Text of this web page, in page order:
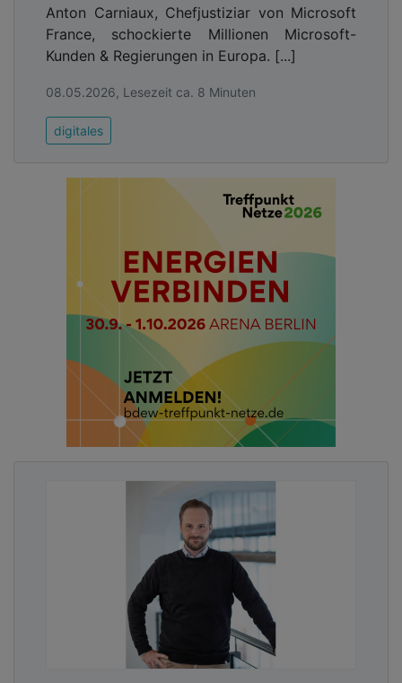
Anton Carniaux, Chefjustiziar von Microsoft
France, schockierte Millionen Microsoft-
Kunden & Regierungen in Europa. [...]
08.05.2026, Lesezeit ca. 8 Minuten
digitales